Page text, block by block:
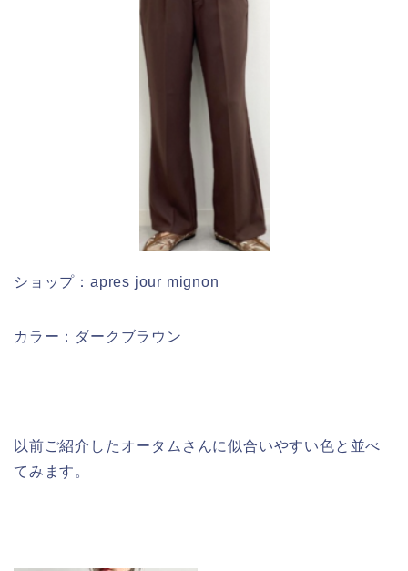
ショップ：apres jour mignon
カラー：ダークブラウン
以前ご紹介したオータムさんに似合いやすい色と並べ
てみます。